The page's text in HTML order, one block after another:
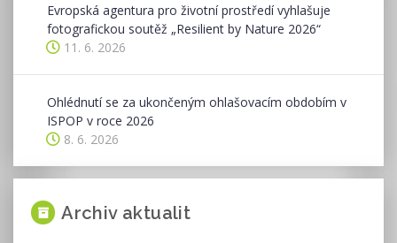
Evropská agentura pro životní prostředí vyhlašuje
fotografickou soutěž „Resilient by Nature 2026“
11. 6. 2026
Ohlédnutí se za ukončeným ohlašovacím obdobím v
ISPOP v roce 2026
8. 6. 2026
Archiv aktualit